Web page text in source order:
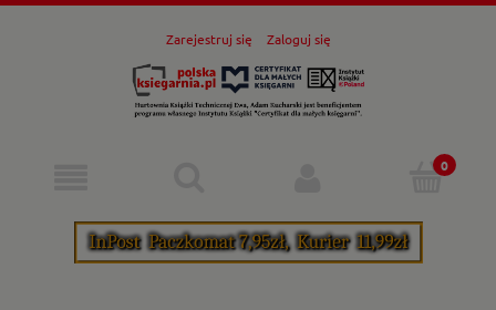
Zarejestruj się Zaloguj się